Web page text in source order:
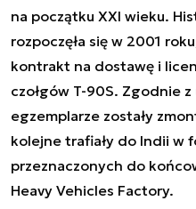
na początku XXI wieku.
rozpoczęła się w 2001
kontrakt na dostawę i
czołgów T-90S. Zgodnie
egzemplarze zostały
kolejne trafiały do Indii w
przeznaczonych do
Heavy Vehicles Factory.